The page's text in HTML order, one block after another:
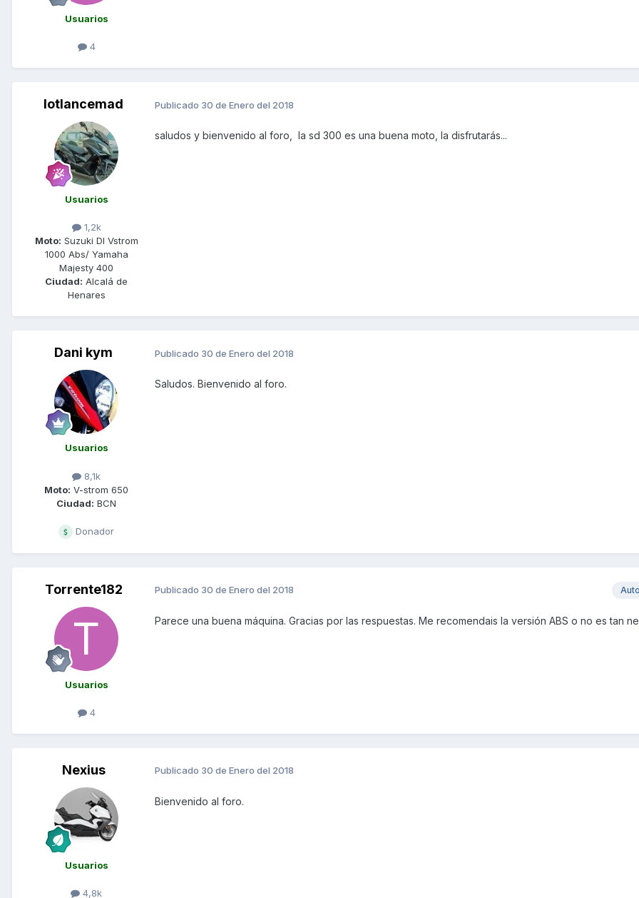
Usuarios
4
lotlancemad
Usuarios
1,2k
Moto: Suzuki Dl Vstrom
1000 Abs/ Yamaha
Majesty 400
Ciudad: Alcalá de
Henares
Publicado 30 de Enero del 2018
saludos y bienvenido al foro, la sd 300 es una buena moto, la disfrutarás...
Dani kym
Usuarios
8,1k
Moto: V-strom 650
Ciudad: BCN
Donador
Publicado 30 de Enero del 2018
Saludos. Bienvenido al foro.
Torrente182
Usuarios
4
Publicado 30 de Enero del 2018
Parece una buena máquina. Gracias por las respuestas. Me recomendais la versión ABS o no es tan
Nexius
Usuarios
4,8k
Publicado 30 de Enero del 2018
Bienvenido al foro.